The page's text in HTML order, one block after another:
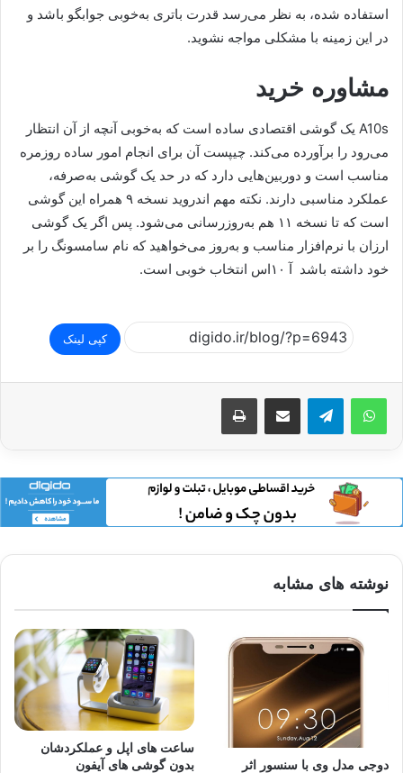
استفاده شده، به نظر می‌رسد قدرت باتری به‌خوبی جوابگو باشد و
در این زمینه با مشکلی مواجه نشوید.
مشاوره خرید
A10s یک گوشی اقتصادی ساده است که به‌خوبی آنچه از آن انتظار
می‌رود را برآورده می‌کند. چیپست آن برای انجام امور ساده روزمره
مناسب است و دوربین‌هایی دارد که در حد یک گوشی به‌صرفه،
عملکرد مناسبی دارند. نکته مهم اندروید نسخه ۹ همراه این گوشی
است که تا نسخه ۱۱ هم به‌روزرسانی می‌شود. پس اگر یک گوشی
ارزان با نرم‌افزار مناسب و به‌روز می‌خواهید که نام سامسونگ را بر
خود داشته باشد آ ۱۰اس انتخاب خوبی است.
کپی لینک
اشتراک گذاری از طریق ایمیل چاپ
نوشته های مشابه
دوجی مدل وی با سنسور اثر
ساعت های اپل و عملکردشان
بدون گوشی های آیفون